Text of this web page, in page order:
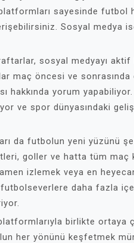
sayesinde futbol
Sosyal medya
sosyal medyayı
maç öncesi ve sonrasında
hakkında yorum
ve spor dünyasındaki
da futbolun yeni yüzünü
goller ve hatta tüm maç
izlemek veya en
daha fazla
birlikte ortaya
her yönünü keşfetmek